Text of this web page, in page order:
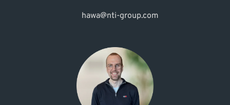
hawa@nti-group.com